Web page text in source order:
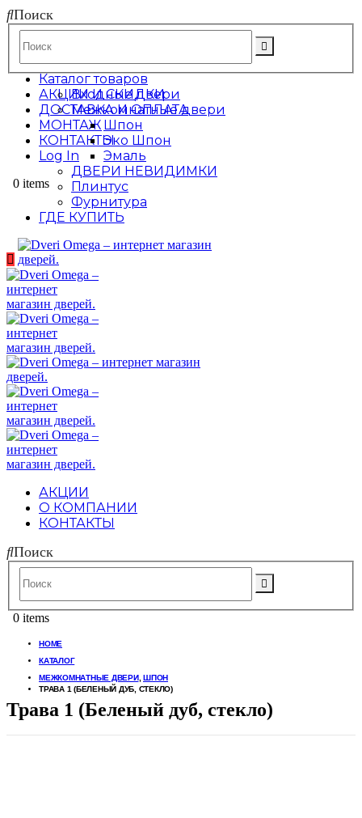
Поиск
АКЦИИ И СКИДКИ
ДОСТАВКА И ОПЛАТА
МОНТАЖ
КОНТАКТЫ
Log In
0 items
Каталог товаров
Входные двери
Межкомнатные двери
Шпон
Эко Шпон
Эмаль
ДВЕРИ НЕВИДИМКИ
Плинтус
Фурнитура
ГДЕ КУПИТЬ
АКЦИИ
О КОМПАНИИ
КОНТАКТЫ
Поиск
0 items
HOME
КАТАЛОГ
МЕЖКОМНАТНЫЕ ДВЕРИ, ШПОН
ТРАВА 1 (БЕЛЕНЫЙ ДУБ, СТЕКЛО)
Трава 1 (Беленый дуб, стекло)